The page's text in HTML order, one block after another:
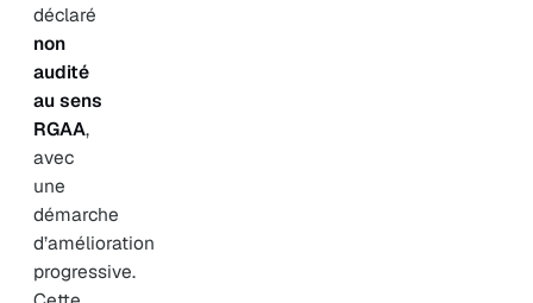
déclaré
non
audité
au sens
RGAA,
avec
une
démarche
d’amélioration
progressive.